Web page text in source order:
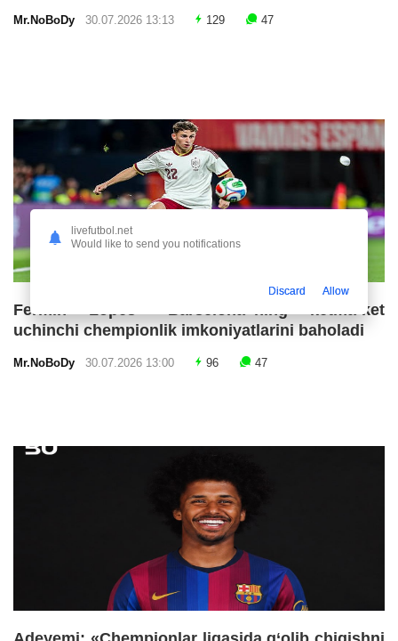
Mr.NoBoDy 30.07.2026 13:13 129 47
Fermin Lopes «Barselona»ning ketma-ket
uchinchi chempionlik imkoniyatlarini baholadi
Mr.NoBoDy 30.07.2026 13:00 96 47
livefutbol.net
Would like to send you notifications
Discard Allow